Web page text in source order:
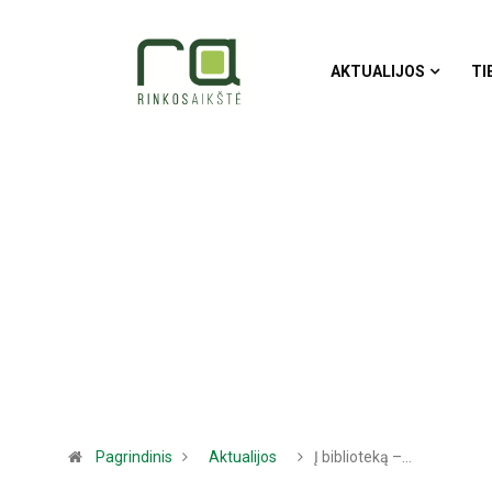
AKTUALIJOS
Pagrindinis Aktualijos Į biblioteką –…